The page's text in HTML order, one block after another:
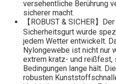
versehentliche Berührung
sicherer macht.
【ROBUST & SICHER】
Sicherheitsgurt wurde
jedem Wetter entwickelt.
Nylongewebe ist nicht nur
extrem kratz- und
Bedingungen lange hält.
robusten